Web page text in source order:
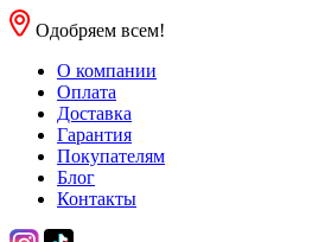
Одобряем всем!
О компании
Оплата
Доставка
Гарантия
Покупателям
Блог
Контакты